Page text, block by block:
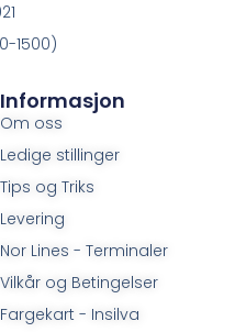
Informasjon
Om oss
Ledige stillinger
Tips og Triks
Levering
Nor Lines - Terminaler
Vilkår og Betingelser
Fargekart - Insilva
1500)